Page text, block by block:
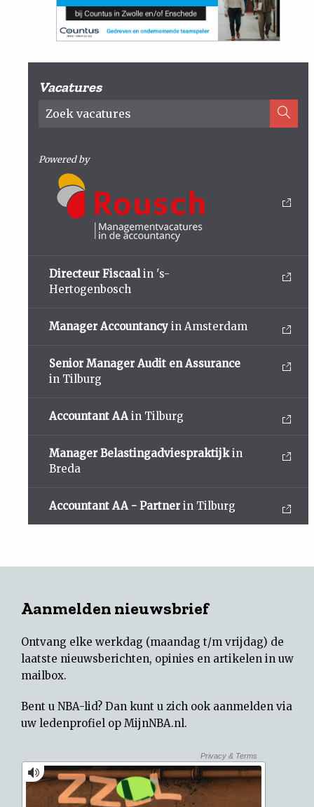
Vacatures
Powered by
Directeur Fiscaalin 's-
Hertogenbosch
Manager Accountancy in Amsterdam
Senior Manager Audit en Assurance
in Tilburg
Accountant AA in Tilburg
Manager Belastingadviespraktijkin
Breda
Accountant AA - Partner in Tilburg
Aanmelden nieuwsbrief
Ontvang elke werkdag (maandag t/m vrijdag) de
laatste nieuwsberichten, opinies en artikelen in uw
mailbox.
Bent u NBA-lid? Dan kunt u zich ook aanmelden via
uw ledenprofiel op MijnNBA.nl.